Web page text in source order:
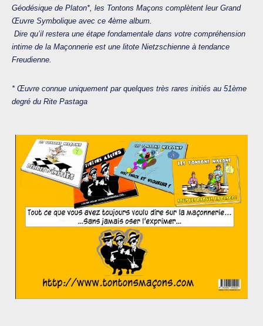
Géodésique de Platon*, les Tontons Maçons complètent leur Grand
Œuvre Symbolique avec ce 4ème album.
Dire qu’il restera une étape fondamentale dans votre compréhension
intime de la Maçonnerie est une litote Nietzschienne à tendance
Freudienne.
* Œuvre connue uniquement par quelques très rares initiés au 51ème
degré du Rite Pastaga